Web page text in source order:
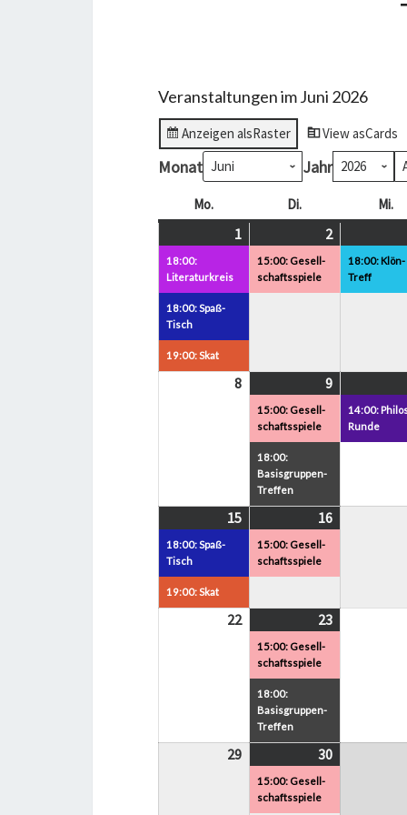
Veranstaltungen im Juni 2026
Anzeigen alsRaster View asCards
Monat Jahr
Mo. Di. Mi.
1
Juni
2026
Veranstaltungen)
18:00:
Literaturkreis
18:00: Spaß-
Tisch
19:00: Skat
22.
Juni
2026
(1
15:00: Gesell-
schaftsspiele
18:00: Klön-
Treff
8
Juni
2026
9
Juni
2026
15:00: Gesell-
schaftsspiele
18:00:
Basisgruppen-
Treffen
14:00:
Runde
15
Juni
2026
Veranstaltungen)
18:00: Spaß-
Tisch
19:00: Skat
16
15:00: Gesell-
schaftsspiele
2222.
Juni
2026
23
15:00: Gesell-
schaftsspiele
18:00:
Basisgruppen-
Treffen
29
Juni
2026
30
15:00: Gesell-
schaftsspiele